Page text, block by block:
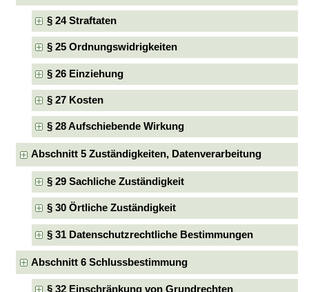
§ 24 Straftaten
§ 25 Ordnungswidrigkeiten
§ 26 Einziehung
§ 27 Kosten
§ 28 Aufschiebende Wirkung
Abschnitt 5 Zuständigkeiten, Datenverarbeitung
§ 29 Sachliche Zuständigkeit
§ 30 Örtliche Zuständigkeit
§ 31 Datenschutzrechtliche Bestimmungen
Abschnitt 6 Schlussbestimmung
§ 32 Einschränkung von Grundrechten